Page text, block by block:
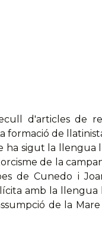
d'articles de
formació de
sigut la llengua
de la
de Cunedo i
amb la
de la